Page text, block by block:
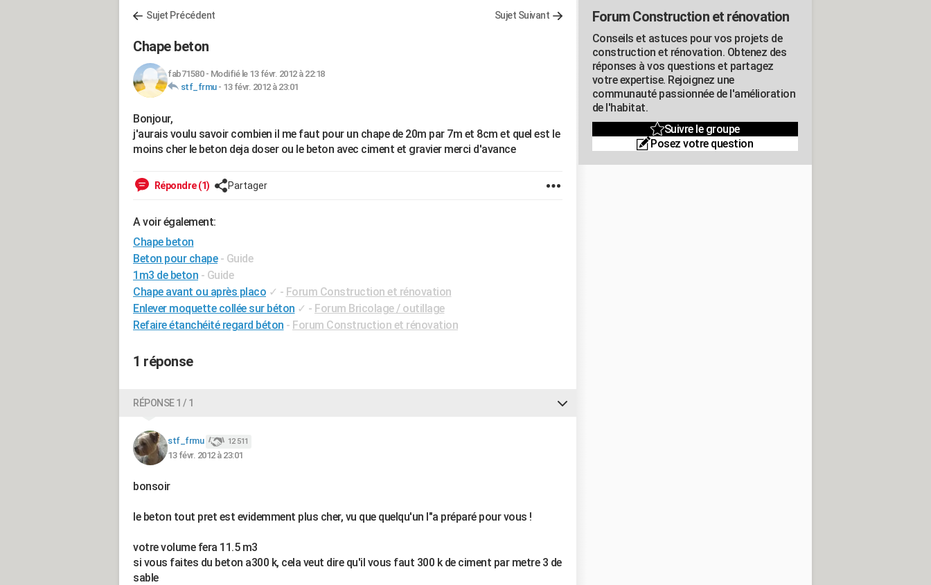
Sujet Précédent Sujet Suivant
Chape beton
fab71580- Modifié le 13 févr. 2012 à 22:18
stf_frmu- 13 févr. 2012 à 23:01
Bonjour,
j'aurais voulu savoir combien il me faut pour un chape de 20m par 7m et 8cm et quel est le
moins cher le beton deja doser ou le beton avec ciment et gravier merci d'avance
Répondre (1) Partager
A voir également:
Chape beton
Beton pour chape - Guide
1m3 de beton - Guide
Chape avant ou après placo ✓ - Forum Construction et rénovation
Enlever moquette collée sur béton ✓ - Forum Bricolage / outillage
Refaire étanchéité regard béton - Forum Construction et rénovation
1 réponse
RÉPONSE 1 / 1
stf_frmu 12 511
13 févr. 2012 à 23:01
bonsoir
le beton tout pret est evidemment plus cher, vu que quelqu'un l"a préparé pour vous !
votre volume fera 11.5 m3
si vous faites du beton a300 k, cela veut dire qu'il vous faut 300 k de ciment par metre 3 de
sable
Forum Construction et rénovation
Conseils et astuces pour vos projets de
construction et rénovation. Obtenez des
réponses à vos questions et partagez
votre expertise. Rejoignez une
communauté passionnée de l'amélioration
de l'habitat.
Suivre le groupe
Posez votre question